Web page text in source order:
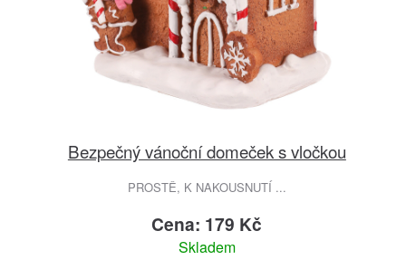
Bezpečný vánoční domeček s vločkou
PROSTĚ, K NAKOUSNUTÍ ...
Cena: 179 Kč
Skladem